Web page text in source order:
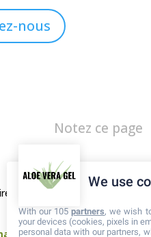
nous
Notez ce page
de Forever Living
directement en
We use
With our 105partners, we wish
your devices (cookies, pixels in
personal data with our partners,